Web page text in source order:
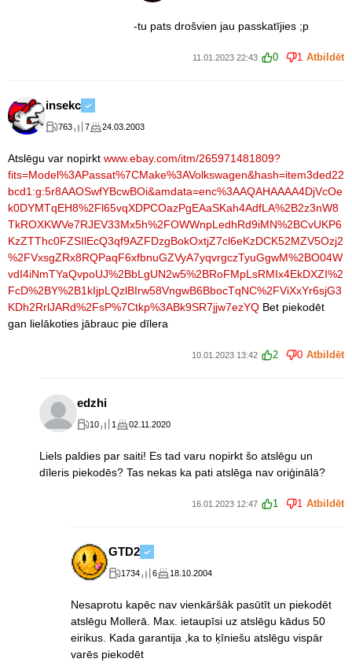
-tu pats drošvien jau passkatījies ;p
11.01.2023 22:43 0 1 Atbildēt
insekc
763 7 24.03.2003
Atslēgu var nopirkt www.ebay.com/itm/265971481809?
fits=Model%3APassat%7CMake%3AVolkswagen&hash=item3ded22
bcd1:g:5r8AAOSwfYBcwBOi&amdata=enc%3AAQAHAAAA4DjVcOe
k0DYMTqEH8%2Fl65vqXDPCOazPgEAaSKah4AdfLA%2B2z3nW8
TkROXKWVe7RJEV33Mx5h%2FOWWnpLedhRd9iMN%2BCvUKP6
KzZTThc0FZSIlEcQ3qf9AZFDzgBokOxtjZ7cl6eKzDCK52MZV5Ozj2
%2FVxsgZRx8RQPaqF6xfbnuGZVyA7yqvrgczTyuGgwM%2BO04W
vdI4iNmTYaQvpoUJ%2BbLgUN2w5%2BRoFMpLsRMIx4EkDXZI%2
FcD%2BY%2B1kIjpLQzlBIrw58VngwB6BbocTqNC%2FViXxYr6sjG3
KDh2RrlJARd%2FsP%7Ctkp%3ABk9SR7jjw7ezYQ Bet piekodēt
gan lielākoties jābrauc pie dīlera
10.01.2023 13:42 2 0 Atbildēt
edzhi
10 1 02.11.2020
Liels paldies par saiti! Es tad varu nopirkt šo atslēgu un
dīleris piekodēs? Tas nekas ka pati atslēga nav oriģinālā?
16.01.2023 12:47 1 1 Atbildēt
GTD2
1734 6 18.10.2004
Nesaprotu kapēc nav vienkāršāk pasūtīt un piekodēt
atslēgu Mollerā. Max. ietaupīsi uz atslēgu kādus 50
eirikus. Kada garantija ,ka to ķīniešu atslēgu vispār
varēs piekodēt